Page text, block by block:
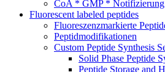
CoA * GMP * Notifizierung
Fluorescent labeled peptides
Fluoreszenzmarkierte
Peptidmodifikationen
Custom Peptide Synthesis
Solid Phase Peptide
Peptide Storage and